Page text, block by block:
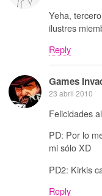
Yeha,
ilustres
Reply
Games
23 abril 2010
Felicidades
PD: Por lo
mi sólo XD
PD2: Kirkis
Reply